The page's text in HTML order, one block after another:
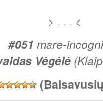
> . . . <
#051 mare-
Vėgėlė